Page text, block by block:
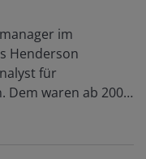
im
Henderson
für
Dem waren ab 2007
im Bereich
davor